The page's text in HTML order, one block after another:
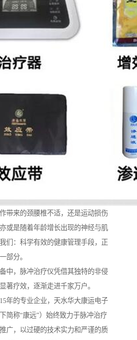
带来的颈腰椎不适，还是运动损伤
或是随着年龄增长出现的神经与肌
们：科学有效的健康管理手段，正
部分。
中，脉冲治疗仪凭借其独特的非侵
著疗效，逐渐走进千家万户。
年的专业企业，天水华大康运电子
简称“康远”）始终致力于脉冲治疗
广，以过硬的技术实力和严谨的质